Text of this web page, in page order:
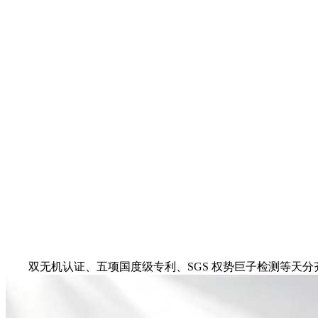
双无机认证、五项国度级专利、SGS 权势巨子检测等天分